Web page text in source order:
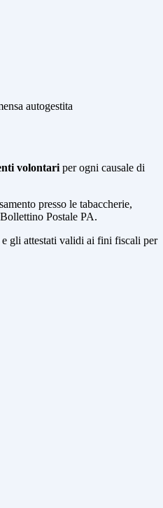
autogestita
volontari per ogni causale di
presso le tabaccherie,
Postale PA.
gli attestati validi ai fini fiscali per